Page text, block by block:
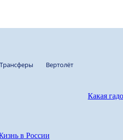
Трансферы Вертолёт
Какая
в России